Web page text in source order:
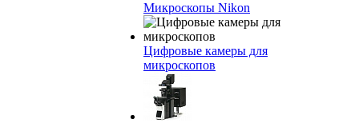
Микроскопы Nikon
Цифровые камеры для
микроскопов